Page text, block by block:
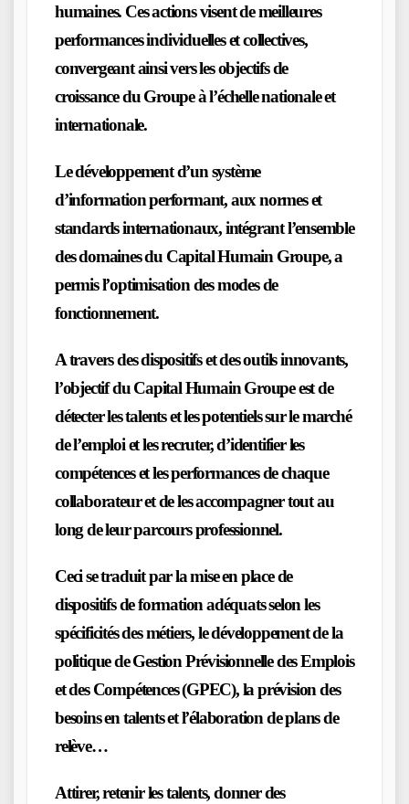
humaines. Ces actions visent de meilleures
performances individuelles et collectives,
convergeant ainsi vers les objectifs de
croissance du Groupe à l’échelle nationale et
internationale.
Le développement d’un système
d’information performant, aux normes et
standards internationaux, intégrant l’ensemble
des domaines du Capital Humain Groupe, a
permis l’optimisation des modes de
fonctionnement.
A travers des dispositifs et des outils innovants,
l’objectif du Capital Humain Groupe est de
détecter les talents et les potentiels sur le marché
de l’emploi et les recruter, d’identifier les
compétences et les performances de chaque
collaborateur et de les accompagner tout au
long de leur parcours professionnel.
Ceci se traduit par la mise en place de
dispositifs de formation adéquats selon les
spécificités des métiers, le développement de la
politique de Gestion Prévisionnelle des Emplois
et des Compétences (GPEC), la prévision des
besoins en talents et l’élaboration de plans de
relève…
Attirer, retenir les talents, donner des